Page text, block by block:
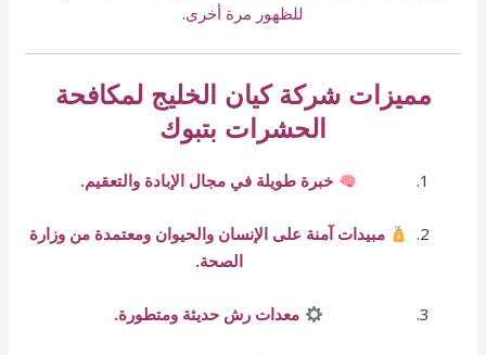
للظهور مرة أخرى.
مميزات شركة كيان الخليج لمكافحة
الحشرات بتبوك
خبرة طويلة في مجال الإبادة والتعقيم.
مبيدات آمنة على الإنسان والحيوان ومعتمدة من وزارة
الصحة.
معدات رش حديثة ومتطورة.